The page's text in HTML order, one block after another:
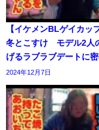
【イケメンBLゲイカッ
冬とこすけ モデル2人
げるラブラブデートに
2024年12月7日